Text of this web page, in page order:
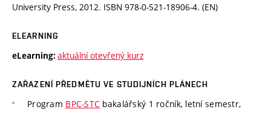
University Press, 2012. ISBN 978-0-521-18906-4. (EN)
ELEARNING
eLearning: aktuální otevřený kurz
ZAŘAZENÍ PŘEDMĚTU VE STUDIJNÍCH PLÁNECH
Program BPC-STC bakalářský 1 ročník, letní semestr,